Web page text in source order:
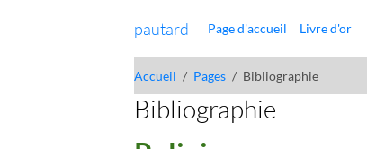
pautard Page d'accueil Livre d'or
Accueil Pages Bibliographie
Bibliographie